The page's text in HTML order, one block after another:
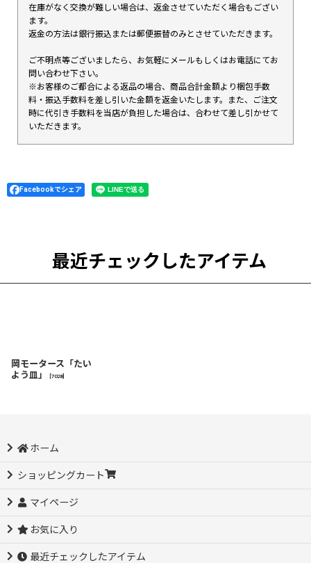
在庫がなく交換が難しい場合は、返金させていただく場合もござい
ます。
返金の方法は銀行振込または郵便振替のみとさせていただきます。
ご不明点等ございましたら、お気軽にメールもしくはお電話にてお
問い合わせ下さい。
※お客様のご都合による返品の場合、商品合計金額より梱包手数
料・振込手数料を差し引いた金額を返金いたします。また、ご注文
時に代引き手数料を当店が負担した場合は、合わせて差し引かせて
いただきます。
Facebookでシェア
最近チェックしたアイテム
岡モータース「たい
よう皿」
7028]
ホーム
ショッピングカート
マイページ
お気に入り
最近チェックしたアイテム